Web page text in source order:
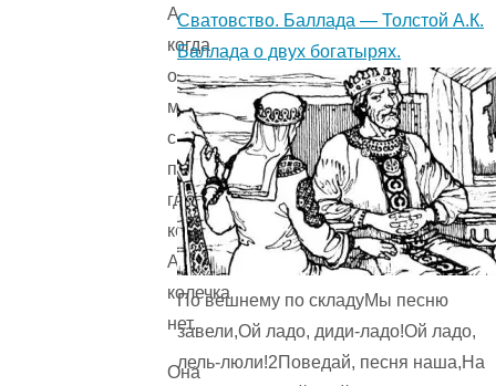
А
когда
она
мыло
сполоснула, —
поглядела:
где
колечко?
А
колечка
нет.
Она
Сватовство. Баллада — Толстой А.К.
Баллада о двух богатырях.
По вешнему по складуМы песню
завели,Ой ладо, диди-ладо!Ой ладо,
лель-люли!2Поведай, песня наша,На